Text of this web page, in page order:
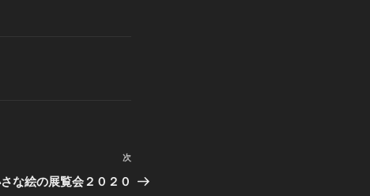
次
の
次
な絵の展覧会２０２０